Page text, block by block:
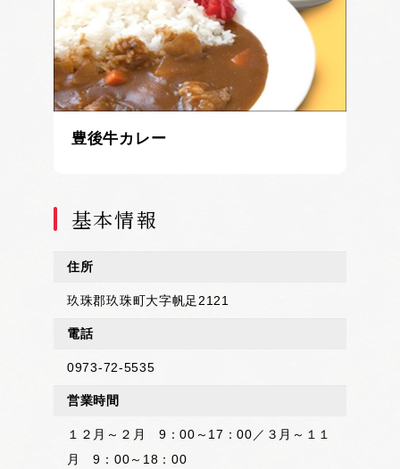
豊後牛カレー
基本情報
住所
玖珠郡玖珠町大字帆足2121
電話
0973-72-5535
営業時間
１２月～２月 9：00～17：00／３月～１１
月 9：00～18：00